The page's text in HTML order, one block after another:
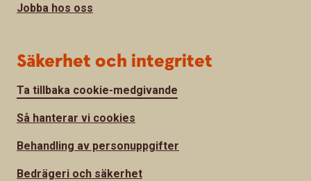
Jobba hos oss
Säkerhet och integritet
Ta tillbaka cookie-medgivande
Så hanterar vi cookies
Behandling av personuppgifter
Bedrägeri och säkerhet